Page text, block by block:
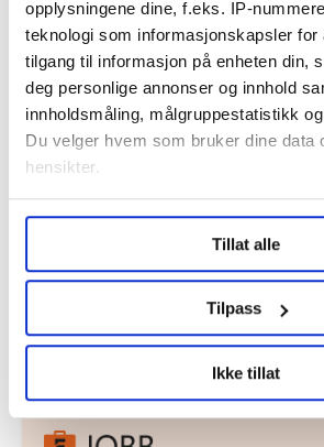
opplysningene dine, f.eks. IP-
teknologi som informasjonskapsler for
tilgang til informasjon på enheten din,
deg personlige annonser og innhold
innholdsmåling, målgruppestatistikk
Du velger hvem som bruker dine data
hensikter.
Undermer infokan du lese om
data behandles og hvordan du kan
brukes. Du kan hele tiden endre eller
samtykke fra erklæringen om
LO Medias publikasjoner
og fontene.no bruker
lære hvordan våre nettsider blir brukt
relevant innhold, tilpassede annonser
Tillat alle
Tilpass
Ikke tillat
Dette er en sak fra
Vi skriver om ansatte innen
Les mer fra oss
Del artikkel